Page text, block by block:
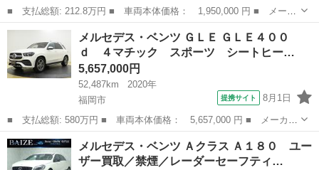
■ 支払総額: 212.8万円 ■ 車両本体価格： 1,950,000 円 ■ メーカ
ー名： メルセデス・ベンツ ■ 車種名： Ｃクラス ■ グレード
名： Ｃ２００ ローレウスエディション スポーツプラスパッケー
ジ レーダ...
福岡 福岡市 Ｃクラス
メルセデス・ベンツ ＧＬＥ ＧＬＥ４００
ｄ ４マチック スポーツ シートヒー…
5,657,000円
52,487km
2020年
福岡市
提携サイト 8月1日
■ 支払総額: 580万円 ■ 車両本体価格： 5,657,000 円 ■ メーカー
名： メルセデス・ベンツ ■ 車種名： ＧＬＥ ■ グレード名：
ＧＬＥ４００ ｄ ４マチック スポーツ シートヒーター シート
エアコン ...
福岡 福岡市 ベンツ（メルセデス）
メルセデス・ベンツ Ａクラス Ａ１８０ ユー
ザー買取／禁煙／レーダーセーフティ…